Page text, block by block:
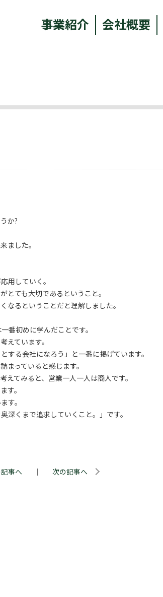
事業紹介 会社概要
か?
ました。
用していく。
とても大切であるということ。
なるということだと理解しました。
番初めに学んだことです。
えています。
する会社になろう」と一番に掲げています。
っていると感じます。
てみると、営業一人一人は商人です。
す。
す。
深くまで追求していくこと。」です。
事へ ｜ 次の記事へ